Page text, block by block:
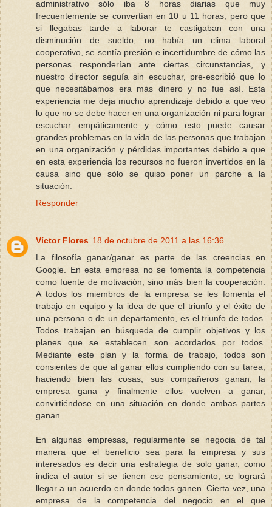
administrativo sólo iba 8 horas diarias que muy
frecuentemente se convertían en 10 u 11 horas, pero que
si llegabas tarde a laborar te castigaban con una
disminución de sueldo, no había un clima laboral
cooperativo, se sentía presión e incertidumbre de cómo las
personas responderían ante ciertas circunstancias, y
nuestro director seguía sin escuchar, pre-escribió que lo
que necesitábamos era más dinero y no fue así. Esta
experiencia me deja mucho aprendizaje debido a que veo
lo que no se debe hacer en una organización ni para lograr
escuchar empáticamente y cómo esto puede causar
grandes problemas en la vida de las personas que trabajan
en una organización y pérdidas importantes debido a que
en esta experiencia los recursos no fueron invertidos en la
causa sino que sólo se quiso poner un parche a la
situación.
Responder
Víctor Flores 18 de octubre de 2011 a las 16:36
La filosofía ganar/ganar es parte de las creencias en
Google. En esta empresa no se fomenta la competencia
como fuente de motivación, sino más bien la cooperación.
A todos los miembros de la empresa se les fomenta el
trabajo en equipo y la idea de que el triunfo y el éxito de
una persona o de un departamento, es el triunfo de todos.
Todos trabajan en búsqueda de cumplir objetivos y los
planes que se establecen son acordados por todos.
Mediante este plan y la forma de trabajo, todos son
consientes de que al ganar ellos cumpliendo con su tarea,
haciendo bien las cosas, sus compañeros ganan, la
empresa gana y finalmente ellos vuelven a ganar,
convirtiéndose en una situación en donde ambas partes
ganan.
En algunas empresas, regularmente se negocia de tal
manera que el beneficio sea para la empresa y sus
interesados es decir una estrategia de solo ganar, como
indica el autor si se tienen ese pensamiento, se logrará
llegar a un acuerdo en donde todos ganen. Cierta vez, una
empresa de la competencia del negocio en el que